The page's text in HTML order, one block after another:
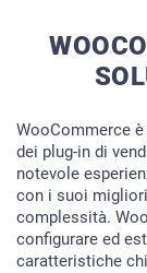
WooCommerce è
dei plug-in di
notevole
con i suoi
complessità.
configurare ed
caratteristiche